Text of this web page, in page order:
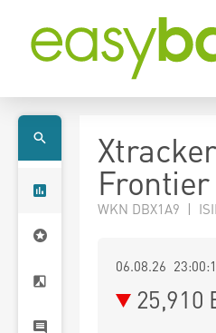
Frontier
WKN DBX1A9 |
06.08.26
25,910